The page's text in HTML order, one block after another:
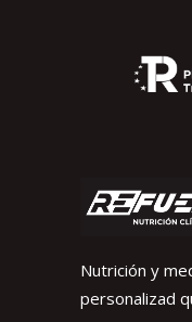
Nutrición y
personalizad